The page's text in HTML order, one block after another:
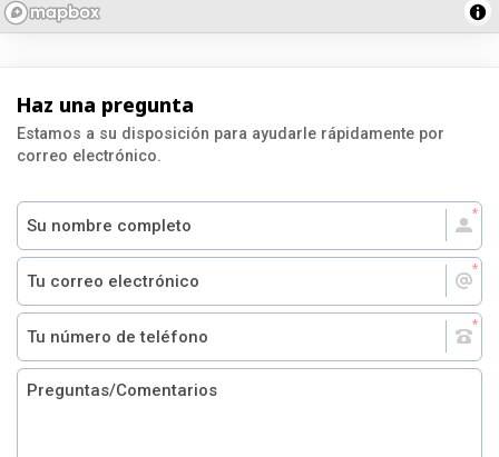
Haz una pregunta
Estamos a su disposición para ayudarle rápidamente por
correo electrónico.